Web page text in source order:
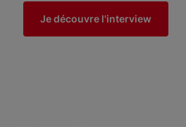
Je découvre l'interview